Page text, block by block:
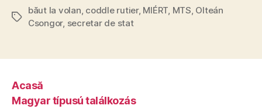
Tags
băut la volan, coddle rutier, MIÉRT, MTS, Olteán
Csongor, secretar de stat
Acasă
Magyar típusú találkozás